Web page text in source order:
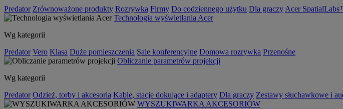
Predator Zrównoważone produkty Rozrywka Firmy Do codziennego użytku Dla graczy Acer
Technologia wyświetlania Acer
Wg kategorii
Predator Vero Klasa Duże pomieszczenia Sale konferencyjne Domowa rozrywka Przenośne
Obliczanie parametrów projekcji
Wg kategorii
Predator Odzież, torby i akcesoria Kable, stacje dokujące i adaptery Dla graczy Zestawy słuchawkowe i
WYSZUKIWARKA AKCESORIÓW